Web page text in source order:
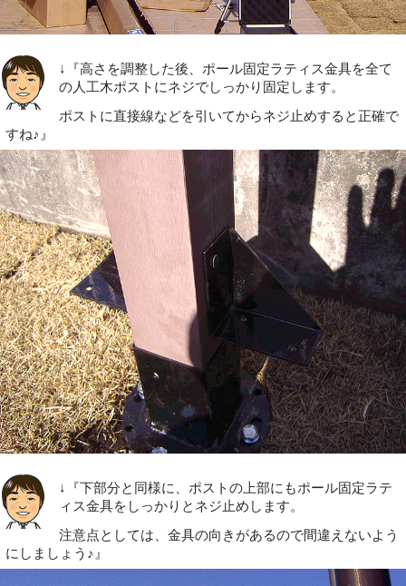
↓『高さを調整した後、ポール固定ラティス金具を全て
の人工木ポストにネジでしっかり固定します。
ポストに直接線などを引いてからネジ止めすると正確で
すね♪』
↓『下部分と同様に、ポストの上部にもポール固定ラテ
ィス金具をしっかりとネジ止めします。
注意点としては、金具の向きがあるので間違えないよう
にしましょう♪』